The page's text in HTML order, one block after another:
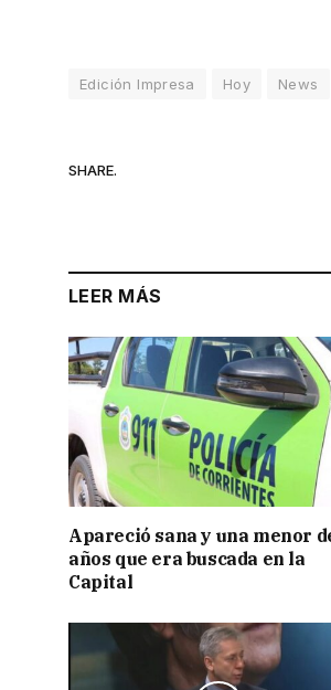
Edición Impresa Hoy News
SHARE.
LEER MÁS
Apareció sana y una menor
años que era buscada en la
Capital